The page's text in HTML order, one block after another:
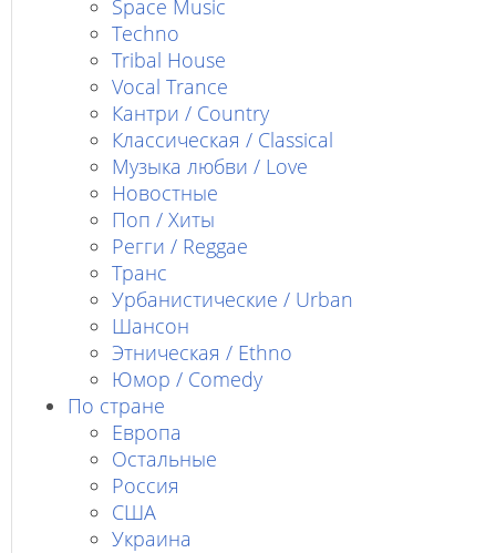
Space Music
Techno
Tribal House
Vocal Trance
Кантри / Country
Классическая / Classical
Музыка любви / Love
Новостные
Поп / Хиты
Регги / Reggae
Транс
Урбанистические / Urban
Шансон
Этническая / Ethno
Юмор / Comedy
По стране
Европа
Остальные
Россия
США
Украина